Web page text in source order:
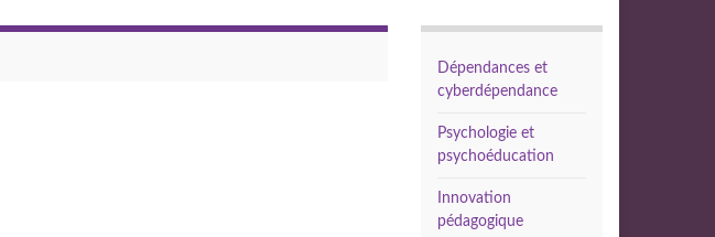
Dépendances et
cyberdépendance
Psychologie et
psychoéducation
Innovation
pédagogique